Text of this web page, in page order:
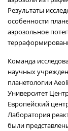
Результаты
особенности
аэрозольное
Команда
научных
планетологии
Университет
Европейский
Лаборатория
были